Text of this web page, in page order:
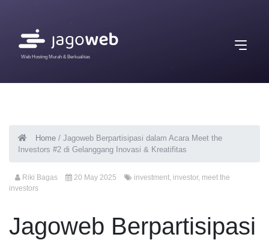
Web Hosting Murah & Berkualitas
Home / Jagoweb Berpartisipasi dalam Acara Meet the
Investors #2 di Gelanggang Inovasi & Kreatifitas
Riki Bagas 20 May 2025 investment, investor, meet the
investors
Jagoweb Berpartisipasi